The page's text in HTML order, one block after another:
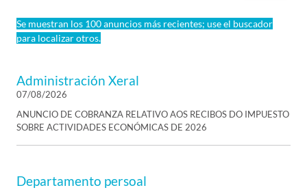
Se muestran los 100 anuncios más recientes; use el buscador
para localizar otros.
Administración Xeral
07/08/2026
ANUNCIO DE COBRANZA RELATIVO AOS RECIBOS DO IMPUESTO
SOBRE ACTIVIDADES ECONÓMICAS DE 2026
Departamento persoal